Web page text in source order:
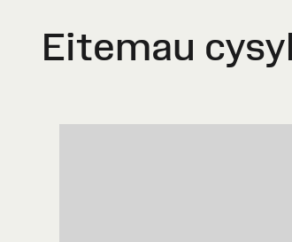
Eitemau